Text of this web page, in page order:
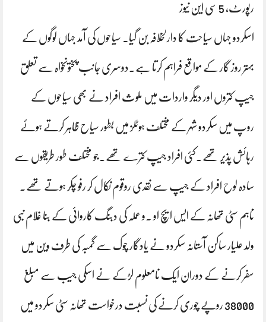
رپورٹ، 5 سی این نیوز
اسکردو جہاں سیاحت کا دارلخلافہ بن گیا۔ سیاحوں کی آمد جہاں لوگوں کے
بہتر روز گار کے مواقع فراہم کرتا ہے۔دوسری جانب پختونخواہ سے تعلق
جیپ کتروں اور دیگر واردات میں ملوث افراد نے بھی سیاحوں کے
روپ میں سکردو شہر کے مختلف ہوٹلز میں بطور سیاح ظاہر کرتے ہوئے
رہائش پذیر تھے۔کئی افراد جیپ کترے تھے۔جو مختلف طور طریقوں سے
سادہ لوح افراد کے جیپ سے نقدی روقوم نکال کر رفو چکر ہوتے تھے۔
تاہم سٹی تھانہ کے ایس ایچ او ۔و عملہ کی دبنگ کاروائی کے بنا غلام نبی
ولد علیار ساکن آستانہ سکردو نے یادگار چوک سے گمبہ کی طرف وین میں
سفر کرنے کے دوران ایک نامعلوم لڑکے نے اسکی جیب سے مبلغ
38000 روپے چوری کرنے کی نسبت درخواست تھانہ سٹی سکردو میں